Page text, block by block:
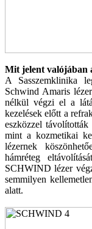
Mit jelent valójában
A Sasszemklinika
Schwind Amaris
nélkül végzi el a
kezelések előtt a
eszközzel
mint a kozmetikai
lézernek
hámréteg
SCHWIND lézer
semmilyen
alatt.